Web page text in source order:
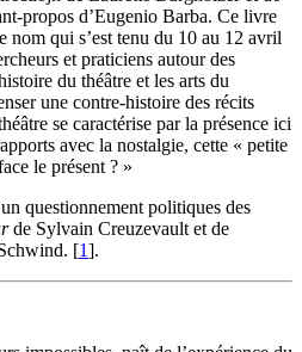
propos d’Eugenio Barba. Ce livre
nom qui s’est tenu du 10 au 12 avril
et praticiens autour des
du théâtre et les arts du
une contre-histoire des récits
se caractérise par la présence ici
avec la nostalgie, cette « petite
le présent ? »
questionnement politiques des
de Sylvain Creuzevault et de
[1].